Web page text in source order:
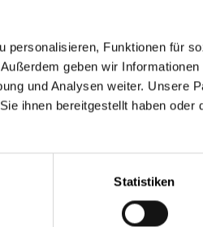
personalisieren, Funktionen für
geben wir
und Analysen weiter. Unsere
ihnen bereitgestellt haben oder
Statistiken
Abschirmdienst als
mit